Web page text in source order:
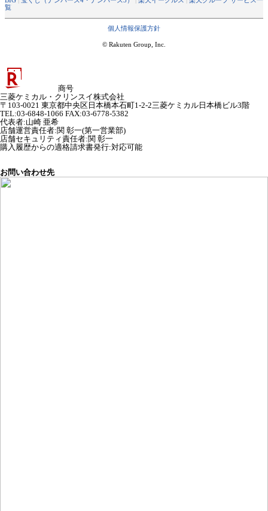
覧
個人情報保護方針
© Rakuten Group, Inc.
商号
三菱ケミカル・クリンスイ株式会社
〒103-0021 東京都中央区日本橋本石町1-2-2三菱ケミカル日本橋ビル3階
TEL:03-6848-1066 FAX:03-6778-5382
代表者:山崎 亜希
店舗運営責任者:関 彰一(第一営業部)
店舗セキュリティ責任者:関 彰一
購入履歴からの適格請求書発行:対応可能
お問い合わせ先